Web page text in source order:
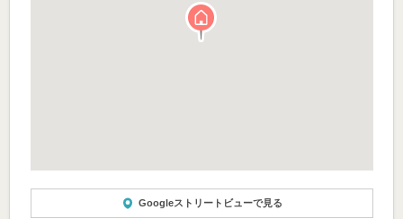
Googleストリートビューで見る